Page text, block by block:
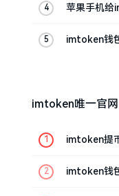
苹果手机给
imtoken钱
imtoken唯一官网
imtoken提
imtoken钱